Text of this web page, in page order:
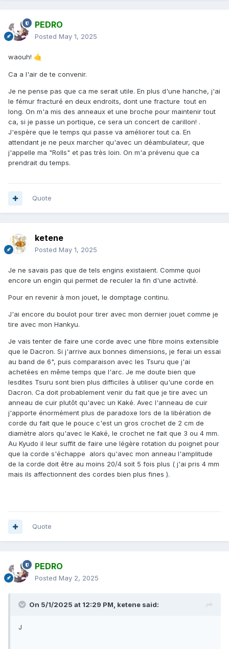
PEDRO
Posted May 1, 2025
waouh! 🤙
Ca a l'air de te convenir.
Je ne pense pas que ca me serait utile. En plus d'une hanche, j'ai
le fémur fracturé en deux endroits, dont une fracture tout en
long. On m'a mis des anneaux et une broche pour maintenir tout
ca, si je passe un portique, ce sera un concert de carillon! .
J'espère que le temps qui passe va améliorer tout ca. En
attendant je ne peux marcher qu'avec un déambulateur, que
j'appelle ma "Rolls" et pas très loin. On m'a prévenu que ca
prendrait du temps.
Quote
ketene
Posted May 1, 2025
Je ne savais pas que de tels engins existaient. Comme quoi
encore un engin qui permet de reculer la fin d'une activité.
Pour en revenir à mon jouet, le domptage continu.
J'ai encore du boulot pour tirer avec mon dernier jouet comme je
tire avec mon Hankyu.
Je vais tenter de faire une corde avec une fibre moins extensible
que le Dacron. Si j'arrive aux bonnes dimensions, je ferai un essai
au band de 6", puis comparaison avec les Tsuru que j'ai
achetées en même temps que l'arc. Je me doute bien que
lesdites Tsuru sont bien plus difficiles à utiliser qu'une corde en
Dacron. Ca doit probablement venir du fait que je tire avec un
anneau de cuir plutôt qu'avec un Kaké. Avec l'anneau de cuir
j'apporte énormément plus de paradoxe lors de la libération de
corde du fait que le pouce c'est un gros crochet de 2 cm de
diamètre alors qu'avec le Kaké, le crochet ne fait que 3 ou 4 mm.
Au Kyudo il leur suffit de faire une légère rotation du poignet pour
que la corde s'échappe alors qu'avec mon anneau l'amplitude
de la corde doit être au moins 20/4 soit 5 fois plus ( j'ai pris 4 mm
mais ils affectionnent des cordes bien plus fines ).
Quote
PEDRO
Posted May 2, 2025
On 5/1/2025 at 12:29 PM, ketene said:
J